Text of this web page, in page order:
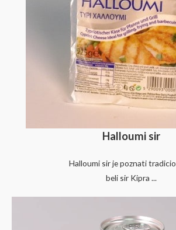
Halloumi sir
Halloumi sir je poznati
beli sir Kipra ...